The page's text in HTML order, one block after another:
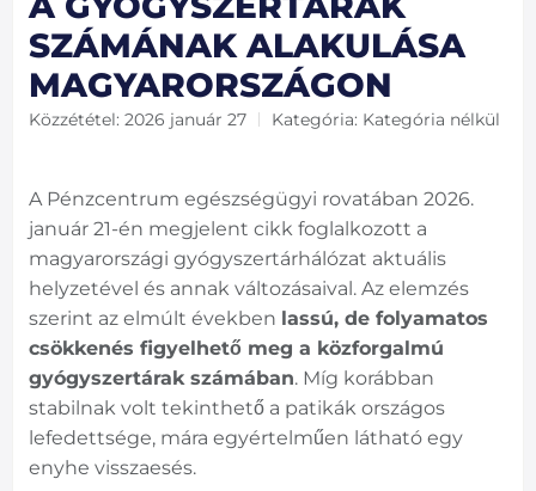
SZÁMÁNAK ALAKULÁSA
MAGYARORSZÁGON
Közzététel: 2026 január 27 Kategória: Kategória nélkül
A Pénzcentrum egészségügyi rovatában 2026.
január 21-én megjelent cikk foglalkozott a
magyarországi gyógyszertárhálózat aktuális
helyzetével és annak változásaival. Az elemzés
szerint az elmúlt években lassú, de folyamatos
csökkenés figyelhető meg a közforgalmú
gyógyszertárak számában. Míg korábban
stabilnak volt tekinthető a patikák országos
lefedettsége, mára egyértelműen látható egy
enyhe visszaesés.